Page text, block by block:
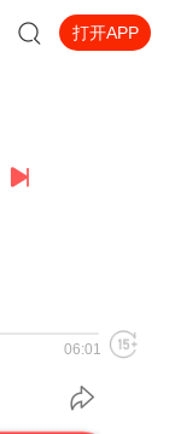
打开APP
06:01